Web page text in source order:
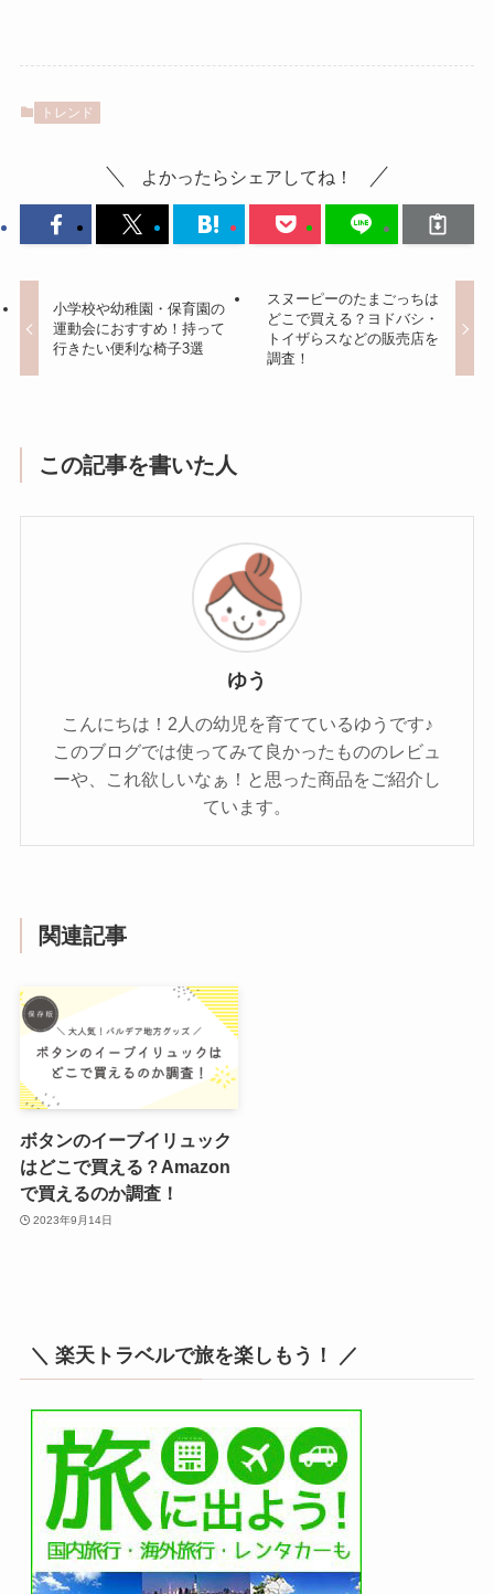
トレンド
よかったらシェアしてね！
小学校や幼稚園・保育園の
運動会におすすめ！持って
行きたい便利な椅子3選
スヌーピーのたまごっちは
どこで買える？ヨドバシ・
トイザらスなどの販売店を
調査！
この記事を書いた人
ゆう
こんにちは！2人の幼児を育てているゆうです♪
このブログでは使ってみて良かったもののレビュ
ーや、これ欲しいなぁ！と思った商品をご紹介し
ています。
関連記事
ボタンのイーブイリュック
はどこで買える？Amazon
で買えるのか調査！
2023年9月14日
＼ 楽天トラベルで旅を楽しもう！ ／